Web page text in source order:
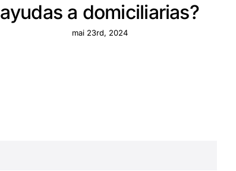
ayudas a domiciliarias?
mai 23rd, 2024